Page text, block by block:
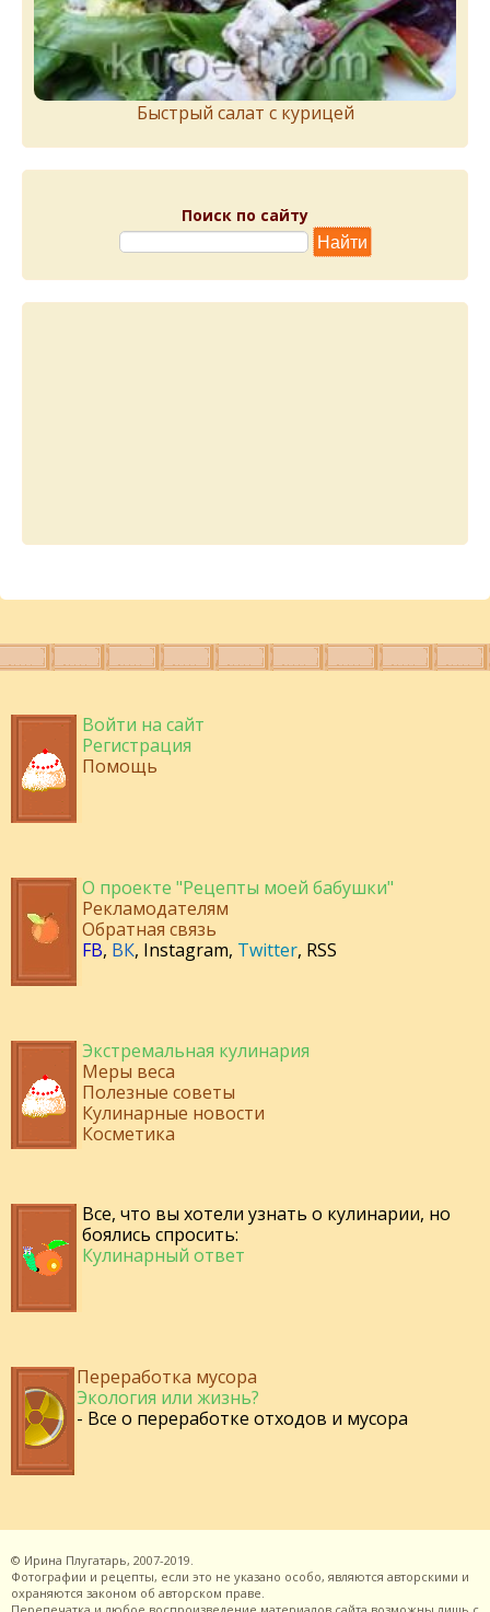
Быстрый салат с курицей
Поиск по сайту
Войти на сайт
Регистрация
Помощь
О проекте "Рецепты моей бабушки"
Рекламодателям
Обратная связь
FB, ВК, Instagram, Twitter, RSS
Экстремальная кулинария
Меры веса
Полезные советы
Кулинарные новости
Косметика
Все, что вы хотели узнать о кулинарии, но
боялись спросить:
Кулинарный ответ
Переработка мусора
Экология или жизнь?
- Все о переработке отходов и мусора
© Ирина Плугатарь, 2007-2019.
Фотографии и рецепты, если это не указано особо, являются авторскими и
охраняются законом об авторском праве.